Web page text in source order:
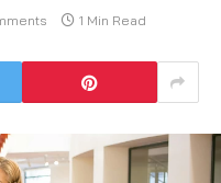
1 Min Read